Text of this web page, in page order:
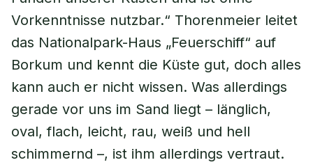
Vorkenntnisse nutzbar.“ Thorenmeier leitet
das Nationalpark-Haus „Feuerschiff“ auf
Borkum und kennt die Küste gut, doch alles
kann auch er nicht wissen. Was allerdings
gerade vor uns im Sand liegt – länglich,
oval, flach, leicht, rau, weiß und hell
schimmernd –, ist ihm allerdings vertraut.